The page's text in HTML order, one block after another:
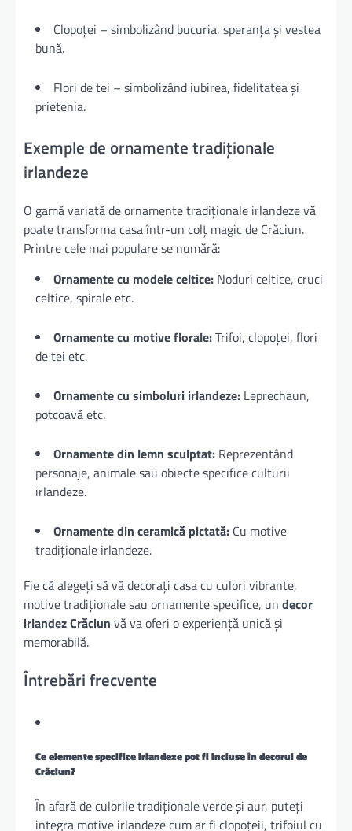
Clopoței – simbolizând bucuria, speranța și vestea
bună.
Flori de tei – simbolizând iubirea, fidelitatea și
prietenia.
Exemple de ornamente tradiționale
irlandeze
O gamă variată de ornamente tradiționale irlandeze vă
poate transforma casa într-un colț magic de Crăciun.
Printre cele mai populare se numără:
Ornamente cu modele celtice: Noduri celtice, cruci
celtice, spirale etc.
Ornamente cu motive florale:Trifoi, clopoței, flori
de tei etc.
Ornamente cu simboluri irlandeze: Leprechaun,
potcoavă etc.
Ornamente din lemn sculptat: Reprezentând
personaje, animale sau obiecte specifice culturii
irlandeze.
Ornamente din ceramică pictată: Cu motive
tradiționale irlandeze.
Fie că alegeți să vă decorați casa cu culori vibrante,
motive tradiționale sau ornamente specifice, un decor
irlandez Crăciun vă va oferi o experiență unică și
memorabilă.
Întrebări frecvente
Ce elemente specifice irlandeze pot fi incluse în decorul de
Crăciun?
În afară de culorile tradiționale verde și aur, puteți
integra motive irlandeze cum ar fi clopoțeii, trifoiul cu